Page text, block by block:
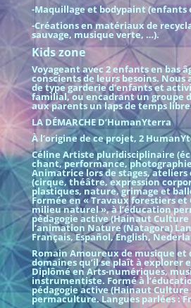
-Maquillage et bodypaint (enfants
-Créations en matériaux de
sauvage, musique verte, …).
Kids zone
Voyageant avec 2 enfants en bas
conscients de leurs besoins. Nous
de type garderie d’enfants et
familial, ou encadrant un groupe
aux parents un laps de temps
LA DÉMARCHE D’HumanYterra
À l’origine de ce projet, 2
Céline Artiste pluridisciplinaire
chant, performance,
Animatrice lors de stages,
(cirque, théâtre, expression
plastiques, nature, grimage et
Formée en « Travaux forestiers et
milieu naturel », à l’éducation
pédagogie active (Hainaut Culture
l’animation Nature (Natagora)
Français, Español, English,
Romain Amoureux de musique et
domaines qu’il se plaît à explorer
Diplômé en Arts-numériques,
instrumentiste. Formé à
pédagogie active (Hainaut Culture
permaculture. Langues parlées :